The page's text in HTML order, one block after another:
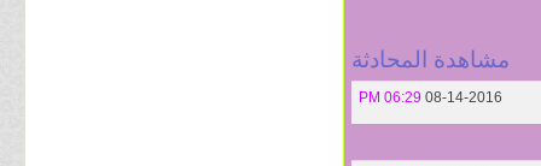
مشاهدة المحادثة
08-14-2016
06:29 PM